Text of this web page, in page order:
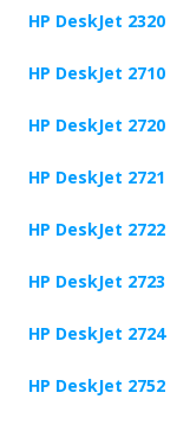
HP DeskJet 2320
HP DeskJet 2710
HP DeskJet 2720
HP DeskJet 2721
HP DeskJet 2722
HP DeskJet 2723
HP DeskJet 2724
HP DeskJet 2752